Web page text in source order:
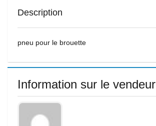
Description
pneu pour le brouette
Information sur le vendeur